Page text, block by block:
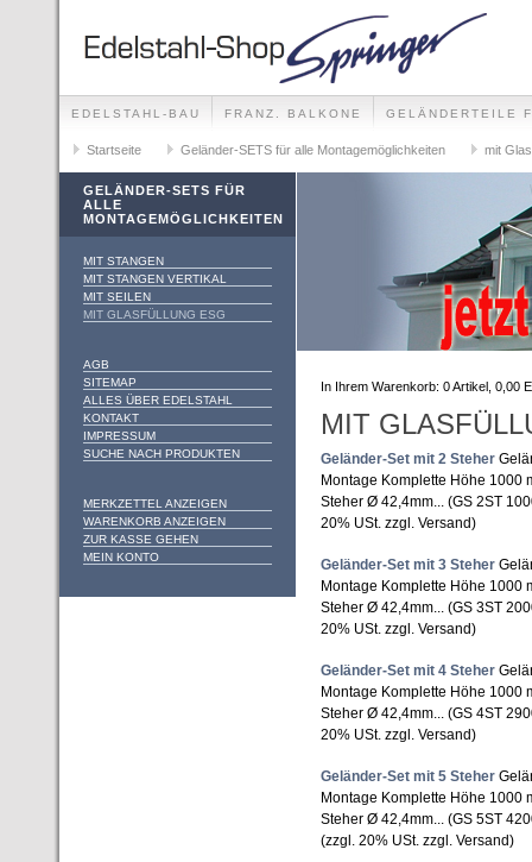
EDELSTAHL-BAU FRANZ. BALKONE GELÄNDERTEILE
GELÄNDER-SETS FÜR ALLE
FOTO-GALLERIE
Startseite Geländer-SETS für alle Montagemöglichkeiten mit
GELÄNDER-SETS FÜR
ALLE
MONTAGEMÖGLICHKEITEN
MIT STANGEN
MIT STANGEN VERTIKAL
MIT SEILEN
MIT GLASFÜLLUNG ESG
AGB
SITEMAP
ALLES ÜBER EDELSTAHL
KONTAKT
IMPRESSUM
SUCHE NACH PRODUKTEN
MERKZETTEL ANZEIGEN
WARENKORB ANZEIGEN
ZUR KASSE GEHEN
MEIN KONTO
In Ihrem Warenkorb: 0Artikel, 0,00
MIT
Geländer-Set mit 2 Steher
Montage Komplette Höhe 1000
Steher Ø 42,4mm... (GS 2ST
20% USt. zzgl. Versand)
Geländer-Set mit 3 Steher
Montage Komplette Höhe 1000
Steher Ø 42,4mm... (GS 3ST
20% USt. zzgl. Versand)
Geländer-Set mit 4 Steher
Montage Komplette Höhe 1000
Steher Ø 42,4mm... (GS 4ST
20% USt. zzgl. Versand)
Geländer-Set mit 5 Steher
Montage Komplette Höhe 1000
Steher Ø 42,4mm... (GS 5ST
(zzgl. 20% USt. zzgl. Versand)